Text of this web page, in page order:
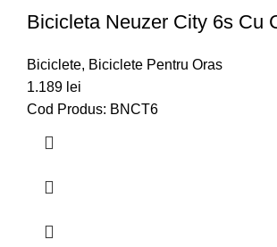
Bicicleta Neuzer City 6s Cu
Biciclete, Biciclete Pentru Oras
1.189 lei
Cod Produs: BNCT6